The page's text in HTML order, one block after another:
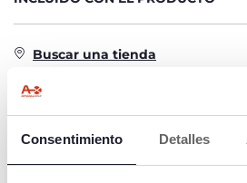
Consentimiento Detalles
Buscar una tienda
CARACTERÍSTICAS